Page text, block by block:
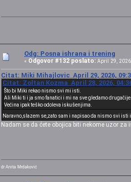
Odg: Posna ishrana i trening
« Odgovor #132 poslato: April 29,
Citat: Miki Mihajlovic April 29, 2026,
Citat: Zoltan Kozma April 28, 2026,
Što bi Miki rekao nismo svi mi isti.
Ali Miki ti i ja smo fanatici i mi na sve gledamo
Većina ipak teško odoleva iskušenjima.
Naravno,slazem se,zato sam i napisao da nismo svi
Nadam se da ćete obojica biti nekome uzor za
dr Anita Mrdaković